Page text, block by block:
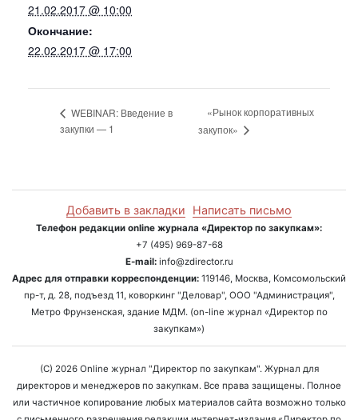
21.02.2017 @ 10:00
Окончание:
22.02.2017 @ 17:00
WEBINAR: Введение в
закупки — 1
«Рынок корпоративных
закупок»
Добавить в закладки Написать письмо
Телефон редакции online журнала «Директор по закупкам»:
+7 (495) 969-87-68
E-mail:info@zdirector.ru
Адрес для отправки корреспонденции: 119146, Москва, Комсомольский
пр-т, д. 28, подъезд 11, коворкинг "Деловар", ООО "Администрация",
Метро Фрунзенская, здание МДМ. (on-line журнал «Директор по
закупкам»)
(C) 2026 Online журнал "Директор по закупкам". Журнал для
директоров и менеджеров по закупкам. Все права защищены. Полное
или частичное копирование любых материалов сайта возможно только